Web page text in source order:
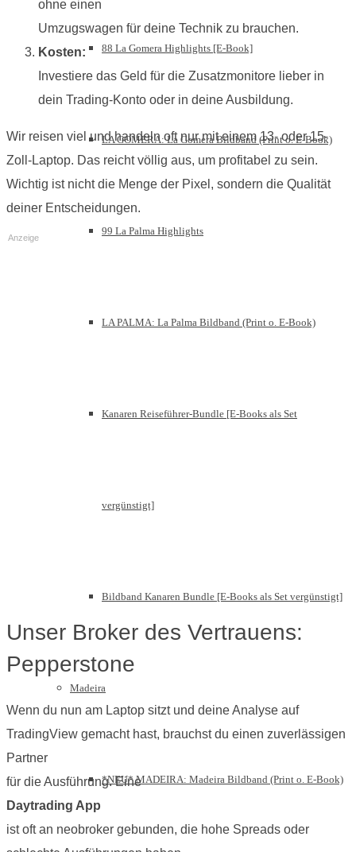
88 La Gomera Highlights [E-Book]
LA GOMERA: La Gomera Bildband (Print o. E-Book)
99 La Palma Highlights
LA PALMA: La Palma Bildband (Print o. E-Book)
Kanaren Reiseführer-Bundle [E-Books als Set
vergünstigt]
Bildband Kanaren Bundle [E-Books als Set vergünstigt]
Madeira
*NEU* MADEIRA: Madeira Bildband (Print o. E-Book)
ohne einen
Umzugswagen für deine Technik zu brauchen.
Kosten:
Investiere das Geld für die Zusatzmonitore lieber in
dein Trading-Konto oder in deine Ausbildung.
Wir reisen viel und handeln oft nur mit einem 13- oder 15-
Zoll-Laptop. Das reicht völlig aus, um profitabel zu sein.
Wichtig ist nicht die Menge der Pixel, sondern die Qualität
deiner Entscheidungen.
Anzeige
Unser Broker des Vertrauens:
Pepperstone
Wenn du nun am Laptop sitzt und deine Analyse auf
TradingView gemacht hast, brauchst du einen zuverlässigen
Partner
für die Ausführung. Eine
Daytrading App
ist oft an neobroker gebunden, die hohe Spreads oder